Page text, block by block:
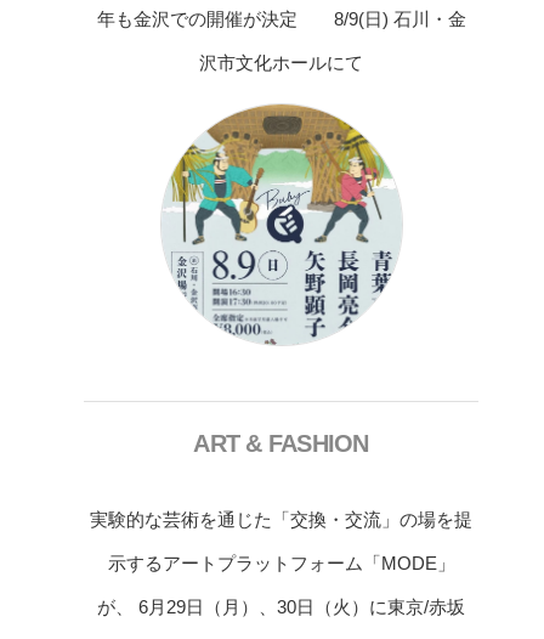
年も金沢での開催が決定 8/9(日) 石川・金
沢市文化ホールにて
ART & FASHION
実験的な芸術を通じた「交換・交流」の場を提
示するアートプラットフォーム「MODE」
が、 6月29日（月）、30日（火）に東京/赤坂